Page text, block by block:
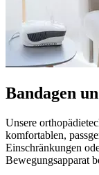
Bandagen
Unsere
komfortablen,
Einschränkungen
Bewegungsapparat